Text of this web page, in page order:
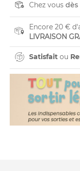
Chez vous dès
Encore 20 €
LIVRAISON
Satisfait ou